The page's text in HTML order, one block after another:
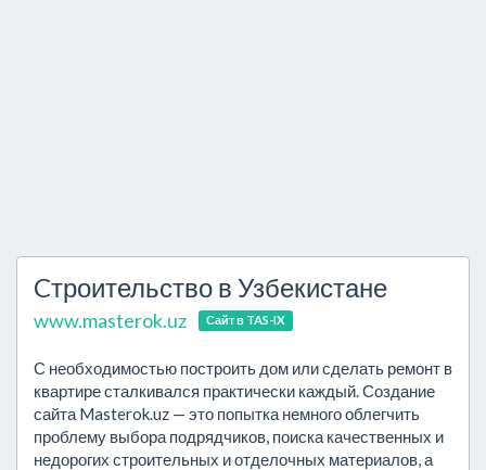
Cтроительство в Узбекистане
www.masterok.uz Сайт в TAS-IX
С необходимостью построить дом или сделать ремонт в
квартире сталкивался практически каждый. Создание
сайта Masterok.uz — это попытка немного облегчить
проблему выбора подрядчиков, поиска качественных и
недорогих строительных и отделочных материалов, а